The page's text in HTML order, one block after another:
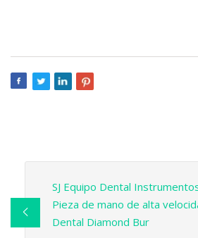
SJ Equipo Dental
Pieza de mano de alta
Dental Diamond Bur